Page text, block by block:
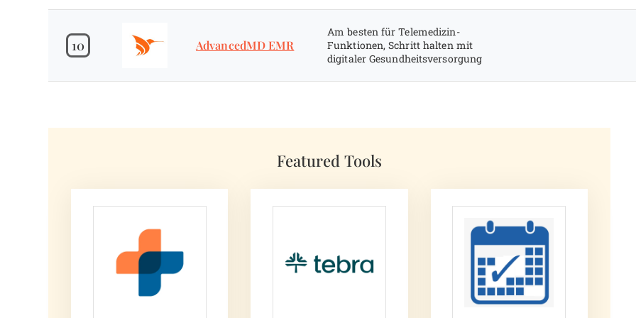
10 AdvancedMD EMR
Am besten für Telemedizin-
Funktionen, Schritt halten mit
digitaler Gesundheitsversorgung
Featured Tools